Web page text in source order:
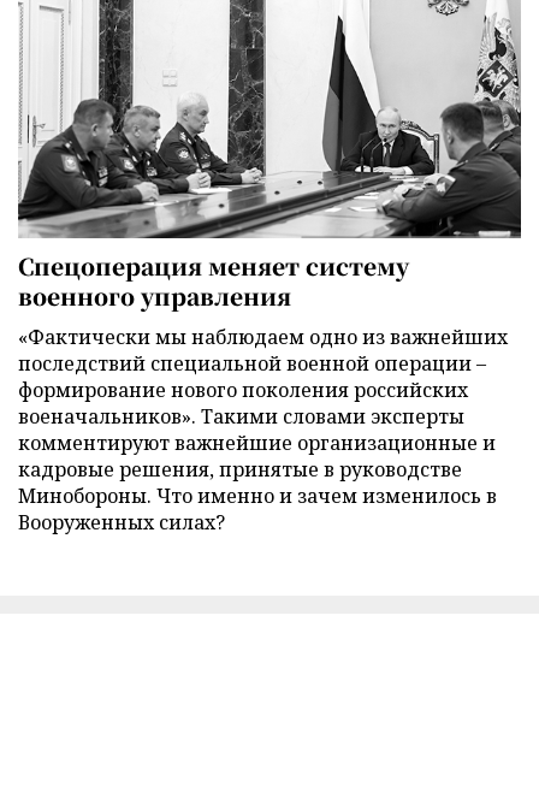
Спецоперация меняет систему
военного управления
«Фактически мы наблюдаем одно из важнейших
последствий специальной военной операции –
формирование нового поколения российских
военачальников». Такими словами эксперты
комментируют важнейшие организационные и
кадровые решения, принятые в руководстве
Минобороны. Что именно и зачем изменилось в
Вооруженных силах?